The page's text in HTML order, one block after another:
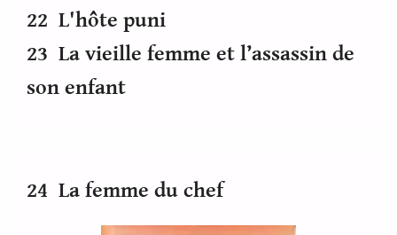
22 L'hôte puni
23 La vieille femme et l’assassin de
son enfant
24 La femme du chef